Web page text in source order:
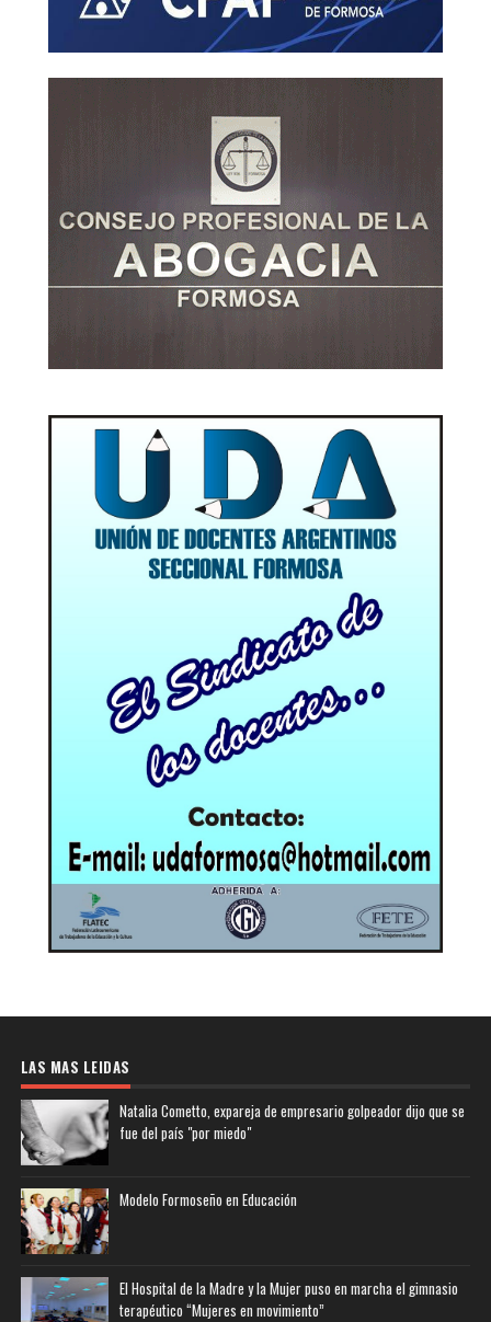
LAS MAS LEIDAS
Natalia Cometto, expareja de empresario golpeador dijo que se
fue del país "por miedo"
Modelo Formoseño en Educación
El Hospital de la Madre y la Mujer puso en marcha el gimnasio
terapéutico “Mujeres en movimiento”